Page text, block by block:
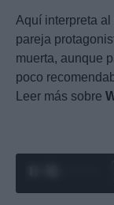
Aquí interpreta
pareja
muerta, aunque
poco
Leer más sobre